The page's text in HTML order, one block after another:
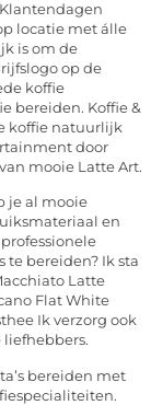
locatie met álle
is om de
op de
koffie
bereiden. Koffie &
koffie natuurlijk
door
mooie Latte Art.
je al mooie
en
te bereiden? Ik sta
Latte
Flat White
Ik verzorg ook
liefhebbers.
bereiden met